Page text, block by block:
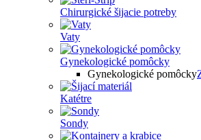
Chirurgické šijacie potreby
Vaty
Gynekologické pomôcky
Gynekologické pomôcky
Katétre
Sondy